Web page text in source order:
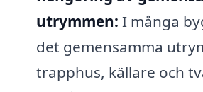
utrymmen: I många
det gemensamma
trapphus, källare och